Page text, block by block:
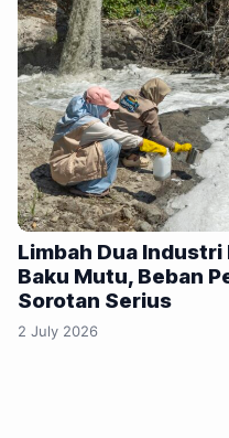
Limbah Dua
Baku Mutu, Beban
Sorotan Serius
2 July 2026